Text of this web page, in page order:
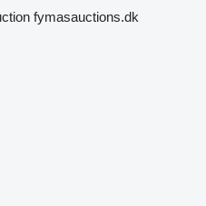
fymasauctions.dk